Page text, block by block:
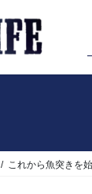
これから魚突きを